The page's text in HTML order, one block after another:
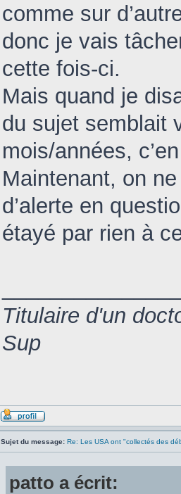
comme sur
donc je vais
cette fois-ci.
Mais quand je
du sujet semblait
mois/années,
Maintenant, on
d’alerte en
étayé par rien à
Titulaire d'un
Sup
Sujet du message: Re: Les USA ont "collectés des
patto a écrit: